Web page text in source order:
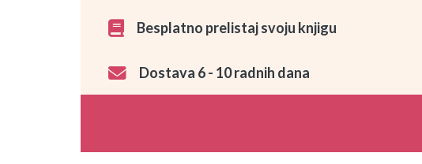
Besplatno prelistaj svoju knjigu
Dostava 6 - 10 radnih dana